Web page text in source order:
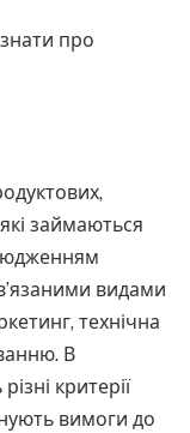
про
займаються
видами
технічна
В
критерії
вимоги до